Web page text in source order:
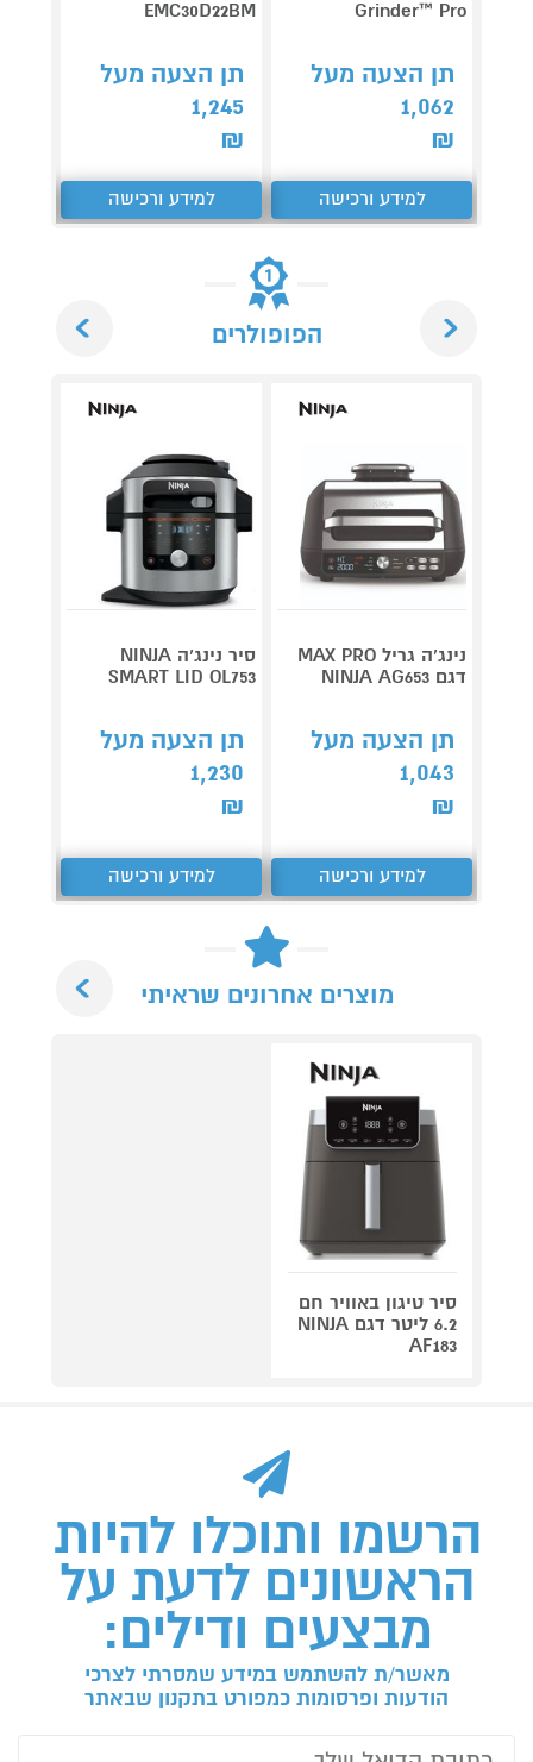
Grinder™ Pro
תן הצעה מעל
1,062
₪
למידע ורכישה
EMC30D22BM
תן הצעה מעל
1,245
₪
למידע ורכישה
הפופולרים
נינג’ה גריל MAX PRO
דגם NINJA AG653
תן הצעה מעל
1,043
₪
למידע ורכישה
סיר נינג‘ה NINJA
SMART LID OL753
תן הצעה מעל
1,230
₪
למידע ורכישה
מוצרים אחרונים שראיתי
סיר טיגון באוויר חם
6.2 ליטר דגם NINJA
AF183
הרשמו ותוכלו להיות
הראשונים לדעת על
מבצעים ודילים:
מאשר/ת להשתמש במידע שמסרתי לצרכי
הודעות ופרסומות כמפורט בתקנון שבאתר